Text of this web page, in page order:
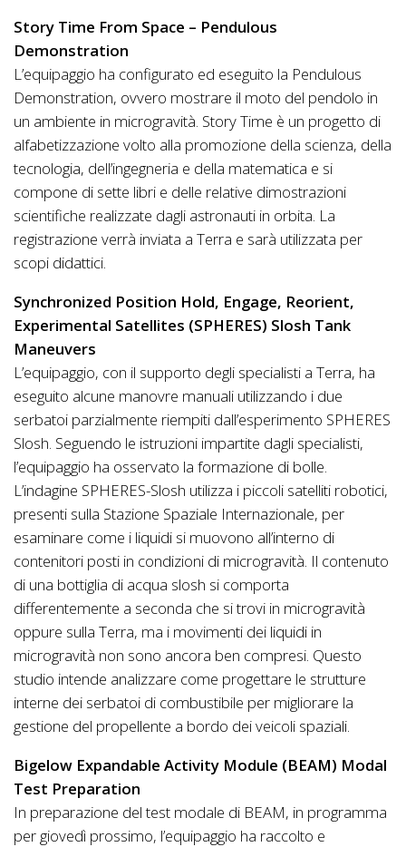
Story Time From Space – Pendulous
Demonstration
L’equipaggio ha configurato ed eseguito la Pendulous
Demonstration, ovvero mostrare il moto del pendolo in
un ambiente in microgravità. Story Time è un progetto di
alfabetizzazione volto alla promozione della scienza, della
tecnologia, dell’ingegneria e della matematica e si
compone di sette libri e delle relative dimostrazioni
scientifiche realizzate dagli astronauti in orbita. La
registrazione verrà inviata a Terra e sarà utilizzata per
scopi didattici.
Synchronized Position Hold, Engage, Reorient,
Experimental Satellites (SPHERES) Slosh Tank
Maneuvers
L’equipaggio, con il supporto degli specialisti a Terra, ha
eseguito alcune manovre manuali utilizzando i due
serbatoi parzialmente riempiti dall’esperimento SPHERES
Slosh. Seguendo le istruzioni impartite dagli specialisti,
l’equipaggio ha osservato la formazione di bolle.
L’indagine SPHERES-Slosh utilizza i piccoli satelliti robotici,
presenti sulla Stazione Spaziale Internazionale, per
esaminare come i liquidi si muovono all’interno di
contenitori posti in condizioni di microgravità. Il contenuto
di una bottiglia di acqua slosh si comporta
differentemente a seconda che si trovi in microgravità
oppure sulla Terra, ma i movimenti dei liquidi in
microgravità non sono ancora ben compresi. Questo
studio intende analizzare come progettare le strutture
interne dei serbatoi di combustibile per migliorare la
gestione del propellente a bordo dei veicoli spaziali.
Bigelow Expandable Activity Module (BEAM) Modal
Test Preparation
In preparazione del test modale di BEAM, in programma
per giovedì prossimo, l’equipaggio ha raccolto e